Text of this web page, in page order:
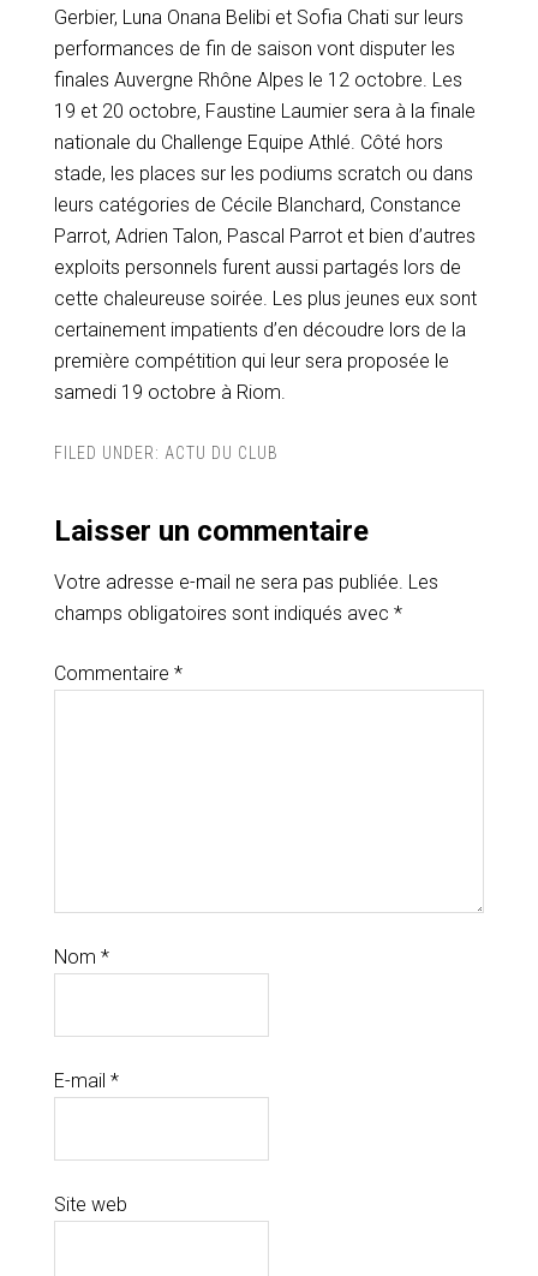
Gerbier, Luna Onana Belibi et Sofia Chati sur leurs
performances de fin de saison vont disputer les
finales Auvergne Rhône Alpes le 12 octobre. Les
19 et 20 octobre, Faustine Laumier sera à la finale
nationale du Challenge Equipe Athlé. Côté hors
stade, les places sur les podiums scratch ou dans
leurs catégories de Cécile Blanchard, Constance
Parrot, Adrien Talon, Pascal Parrot et bien d’autres
exploits personnels furent aussi partagés lors de
cette chaleureuse soirée. Les plus jeunes eux sont
certainement impatients d’en découdre lors de la
première compétition qui leur sera proposée le
samedi 19 octobre à Riom.
FILED UNDER: ACTU DU CLUB
Laisser un commentaire
Votre adresse e-mail ne sera pas publiée. Les
champs obligatoires sont indiqués avec *
Commentaire *
Nom *
E-mail *
Site web